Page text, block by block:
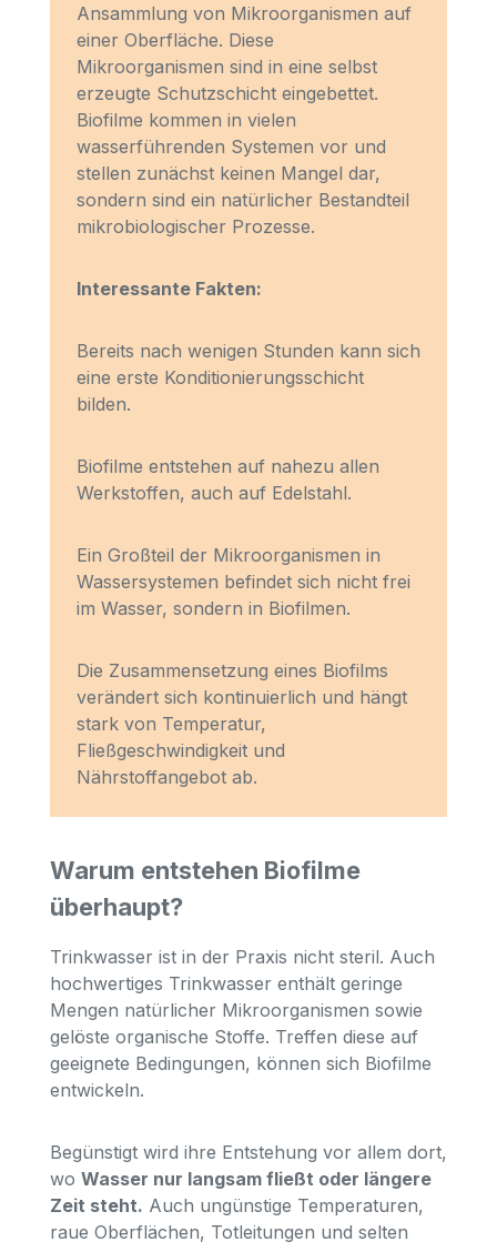
Ansammlung von Mikroorganismen auf
einer Oberfläche. Diese
Mikroorganismen sind in eine selbst
erzeugte Schutzschicht eingebettet.
Biofilme kommen in vielen
wasserführenden Systemen vor und
stellen zunächst keinen Mangel dar,
sondern sind ein natürlicher Bestandteil
mikrobiologischer Prozesse.
Interessante Fakten:
Bereits nach wenigen Stunden kann sich
eine erste Konditionierungsschicht
bilden.
Biofilme entstehen auf nahezu allen
Werkstoffen, auch auf Edelstahl.
Ein Großteil der Mikroorganismen in
Wassersystemen befindet sich nicht frei
im Wasser, sondern in Biofilmen.
Die Zusammensetzung eines Biofilms
verändert sich kontinuierlich und hängt
stark von Temperatur,
Fließgeschwindigkeit und
Nährstoffangebot ab.
Warum entstehen Biofilme
überhaupt?
Trinkwasser ist in der Praxis nicht steril. Auch
hochwertiges Trinkwasser enthält geringe
Mengen natürlicher Mikroorganismen sowie
gelöste organische Stoffe. Treffen diese auf
geeignete Bedingungen, können sich Biofilme
entwickeln.
Begünstigt wird ihre Entstehung vor allem dort,
wo Wasser nur langsam fließt oder längere
Zeit steht. Auch ungünstige Temperaturen,
raue Oberflächen, Totleitungen und selten